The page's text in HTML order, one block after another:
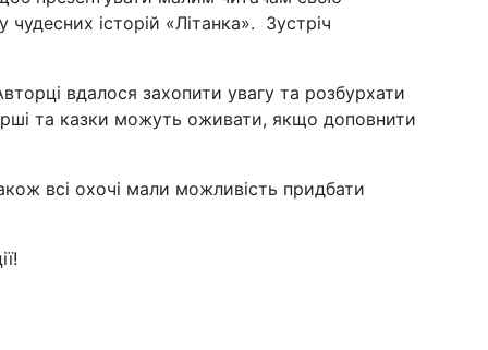
історій «Літанка». Зустріч
вдалося захопити увагу та розбурхати
та казки можуть оживати, якщо доповнити
всі охочі мали можливість придбати